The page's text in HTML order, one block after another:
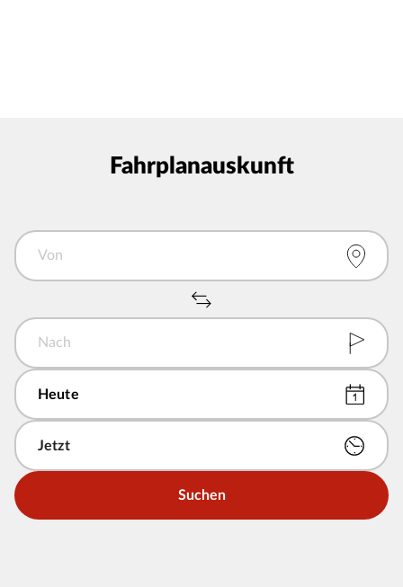
Fahrplanauskunft
Von
Von und Nach tauschen
Nach
Suchen